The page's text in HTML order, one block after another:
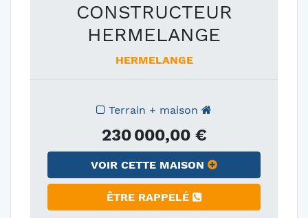
CONSTRUCTEUR
HERMELANGE
HERMELANGE
Terrain + maison
230 000,00 €
VOIR CETTE MAISON
ÊTRE RAPPELÉ